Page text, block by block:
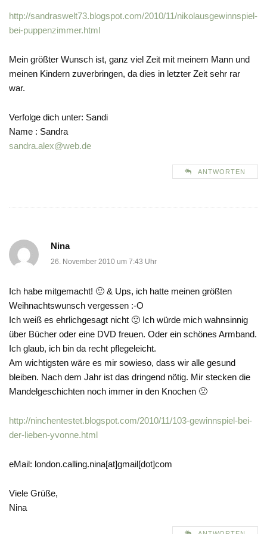
http://sandraswelt73.blogspot.com/2010/11/nikolausgewinnspiel-
bei-puppenzimmer.html
Mein größter Wunsch ist, ganz viel Zeit mit meinem Mann und
meinen Kindern zuverbringen, da dies in letzter Zeit sehr rar
war.
Verfolge dich unter: Sandi
Name : Sandra
sandra.alex@web.de
ANTWORTEN
Nina
26. November 2010 um 7:43 Uhr
Ich habe mitgemacht! 🙂 & Ups, ich hatte meinen größten
Weihnachtswunsch vergessen :-O
Ich weiß es ehrlichgesagt nicht 🙂 Ich würde mich wahnsinnig
über Bücher oder eine DVD freuen. Oder ein schönes Armband.
Ich glaub, ich bin da recht pflegeleicht.
Am wichtigsten wäre es mir sowieso, dass wir alle gesund
bleiben. Nach dem Jahr ist das dringend nötig. Mir stecken die
Mandelgeschichten noch immer in den Knochen 🙁
http://ninchentestet.blogspot.com/2010/11/103-gewinnspiel-bei-
der-lieben-yvonne.html
eMail: london.calling.nina[at]gmail[dot]com
Viele Grüße,
Nina